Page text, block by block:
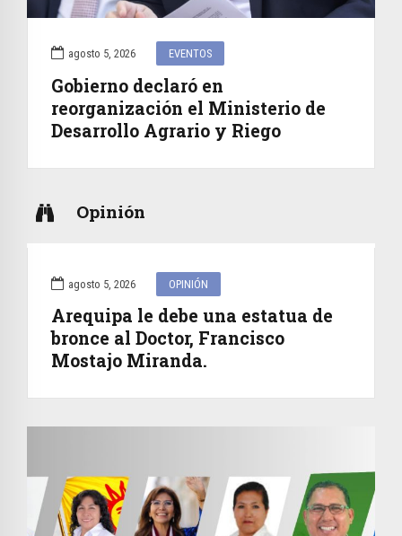
agosto 5, 2026 EVENTOS
Gobierno declaró en
reorganización el Ministerio de
Desarrollo Agrario y Riego
Opinión
agosto 5, 2026 OPINIÓN
Arequipa le debe una estatua de
bronce al Doctor, Francisco
Mostajo Miranda.